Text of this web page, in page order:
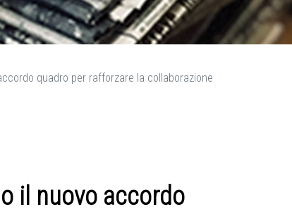
accordo quadro per rafforzare la collaborazione
il nuovo accordo